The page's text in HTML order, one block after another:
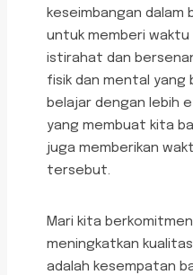
keseimbangan dalam
untuk memberi waktu
istirahat dan
fisik dan mental yang
belajar dengan lebih
yang membuat kita
juga memberikan
tersebut.
Mari kita
meningkatkan
adalah kesempatan